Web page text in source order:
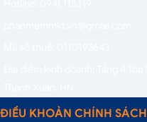
ĐIỀU KHOẢN CHÍNH SÁCH